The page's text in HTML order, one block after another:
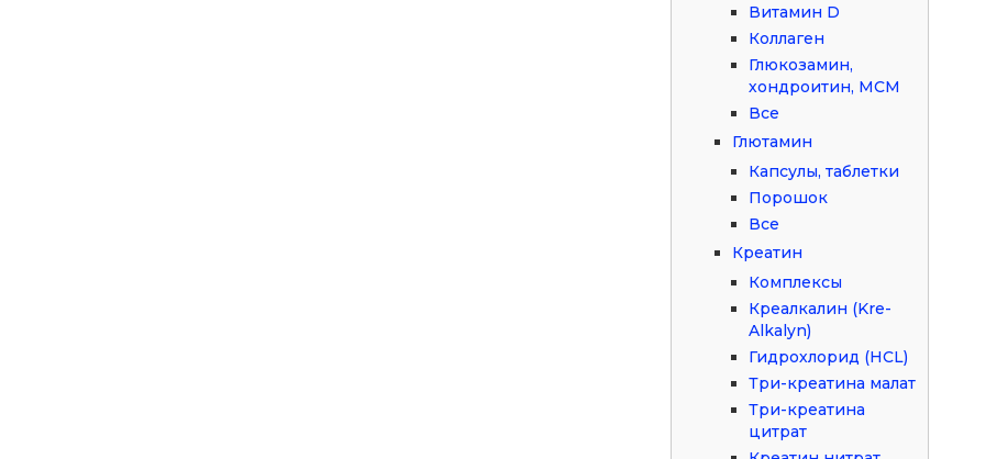
Витамин D
Коллаген
Глюкозамин,
хондроитин, МСМ
Все
Глютамин
Капсулы, таблетки
Порошок
Все
Креатин
Комплексы
Креалкалин (Kre-
Alkalyn)
Гидрохлорид (HCL)
Три-креатина малат
Три-креатина
цитрат